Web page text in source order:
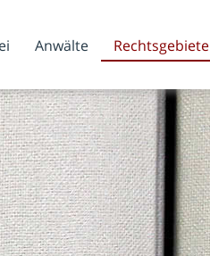
Anwälte Rechtsgebiete